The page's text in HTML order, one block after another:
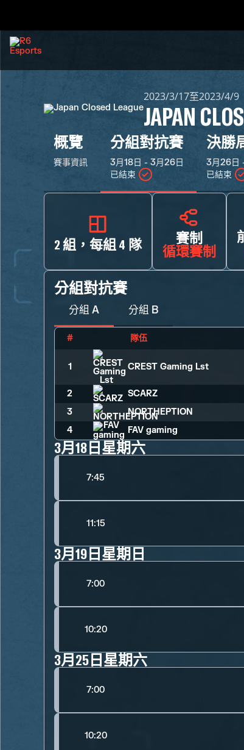
2023/3/17至2023/4/9
JAPAN
概覽
賽事資訊
分組對抗賽
3月18日 - 3月26日
已結束
決勝
3月26日
已結束
2 組，每組 4 隊
賽制
循環賽制
分組對抗賽
分組 A 分組 B
# 隊伍
1 CREST Gaming Lst
2 SCARZ
3
NORTHEPTION
4
FAV gaming
3月18日星期六
7:45
11:15
3月19日星期日
7:00
10:20
3月25日星期六
7:00
10:20